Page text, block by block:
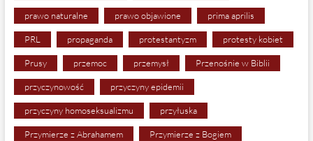
prawo naturalne prawo objawione prima aprilis
PRL propaganda protestantyzm protesty kobiet
Prusy przemoc przemysł Przenośnie w Biblii
przyczynowość przyczyny epidemii
przyczyny homoseksualizmu przyłuska
Przymierze z Abrahamem Przymierze z Bogiem